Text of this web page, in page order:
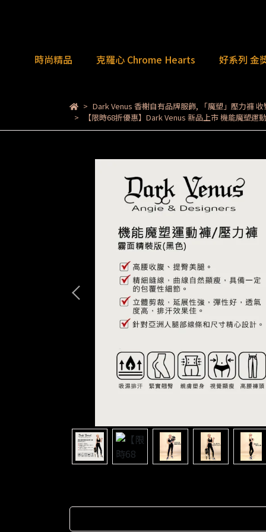
時尚精品 克羅心 Chrome Hearts 好系列 金
Dark Venus 香榭自有品牌服飾,
「魔塑」壓力褲
【限時68折優惠】Dark Venus 新品上市 機能魔塑